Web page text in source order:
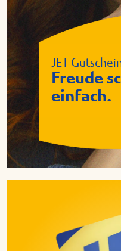
JET
Freude
einfach.